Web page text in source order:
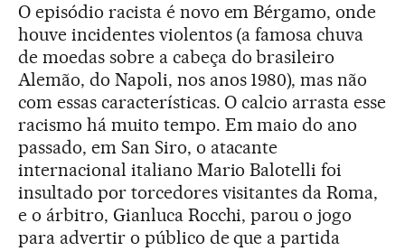
O episódio racista é novo em Bérgamo, onde
houve incidentes violentos (a famosa chuva
de moedas sobre a cabeça do brasileiro
Alemão, do Napoli, nos anos 1980), mas não
com essas características. O calcio arrasta esse
racismo há muito tempo. Em maio do ano
passado, em San Siro, o atacante
internacional italiano Mario Balotelli foi
insultado por torcedores visitantes da Roma,
e o árbitro, Gianluca Rocchi, parou o jogo
para advertir o público de que a partida